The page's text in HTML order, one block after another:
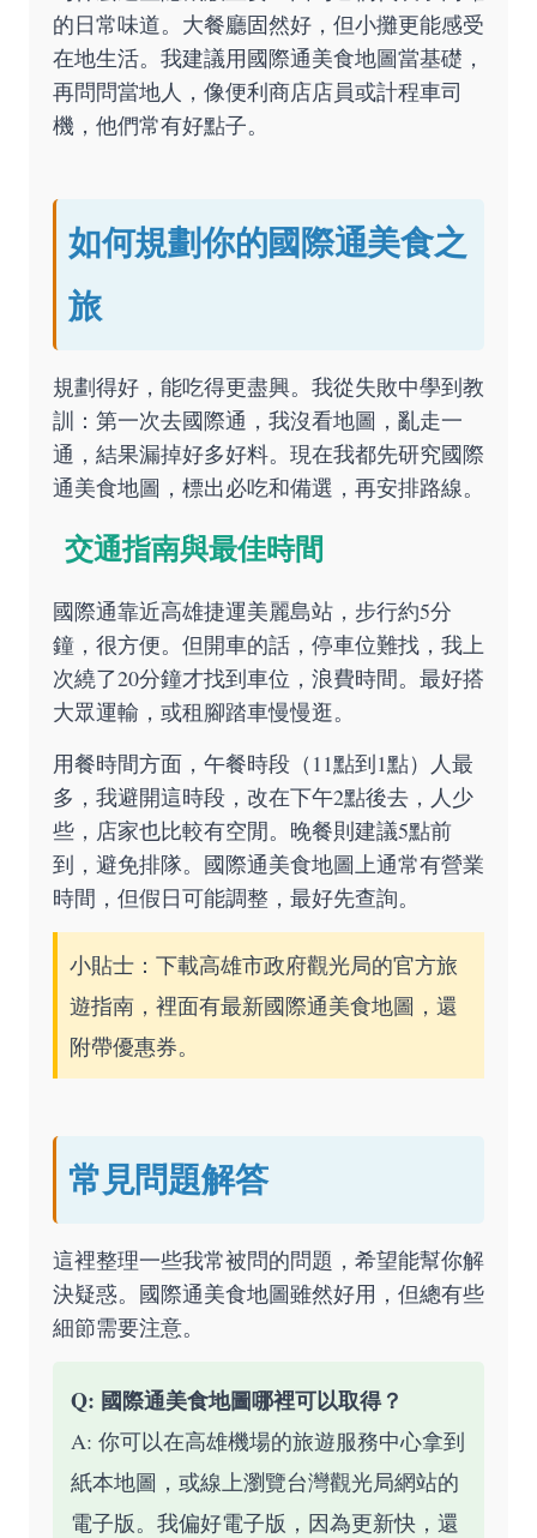
的日常味道。大餐廳固然好，但小攤更能感受
在地生活。我建議用國際通美食地圖當基礎，
再問問當地人，像便利商店店員或計程車司
機，他們常有好點子。
如何規劃你的國際通美食之
旅
規劃得好，能吃得更盡興。我從失敗中學到教
訓：第一次去國際通，我沒看地圖，亂走一
通，結果漏掉好多好料。現在我都先研究國際
通美食地圖，標出必吃和備選，再安排路線。
交通指南與最佳時間
國際通靠近高雄捷運美麗島站，步行約5分
鐘，很方便。但開車的話，停車位難找，我上
次繞了20分鐘才找到車位，浪費時間。最好搭
大眾運輸，或租腳踏車慢慢逛。
用餐時間方面，午餐時段（11點到1點）人最
多，我避開這時段，改在下午2點後去，人少
些，店家也比較有空閒。晚餐則建議5點前
到，避免排隊。國際通美食地圖上通常有營業
時間，但假日可能調整，最好先查詢。
小貼士：下載高雄市政府觀光局的官方旅
遊指南 ，裡面有最新國際通美食地圖，還
附帶優惠券。
常見問題解答
這裡整理一些我常被問的問題，希望能幫你解
決疑惑。國際通美食地圖雖然好用，但總有些
細節需要注意。
Q: 國際通美食地圖哪裡可以取得？
A: 你可以在高雄機場的旅遊服務中心拿到
紙本地圖，或線上瀏覽台灣觀光局網站的
電子版。我偏好電子版，因為更新快，還